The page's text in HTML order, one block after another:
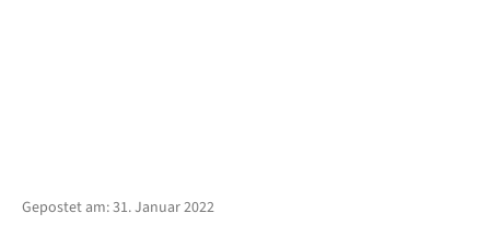
Gepostet am:31. Januar 2022